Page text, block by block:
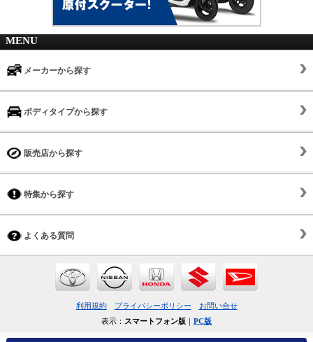
MENU
メーカーから探す
ボディタイプから探す
販売店から探す
特集から探す
よくある質問
利用規約 プライバシーポリシー
お問い合せ
表示： スマートフォン版 PC版